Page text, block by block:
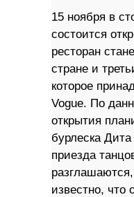
15 ноября в
состоится
ресторан
стране и
которое
Vogue. По
открытия
бурлеска
приезда
известно, что